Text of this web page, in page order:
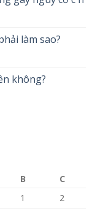
làm sao?
không?
B
C
1
2